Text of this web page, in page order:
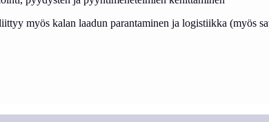
myös kalan laadun parantaminen ja logistiikka (myös